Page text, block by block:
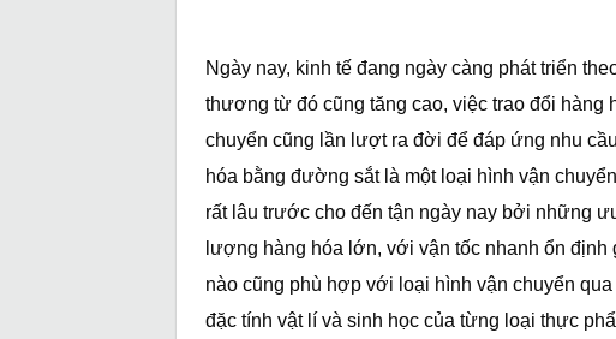
Ngày nay, kinh tế đang ngày càng phát triển
thương từ đó cũng tăng cao, việc trao đổi hàng
chuyển cũng lần lượt ra đời để đáp ứng nhu
hóa bằng đường sắt là một loại hình vận
rất lâu trước cho đến tận ngày nay bởi những
lượng hàng hóa lớn, với vận tốc nhanh ổn
nào cũng phù hợp với loại hình vận chuyển
đặc tính vật lí và sinh học của từng loại thực